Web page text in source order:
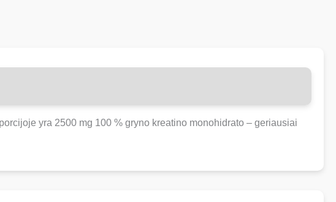
yra 2500 mg 100 % gryno kreatino monohidrato – geriausiai